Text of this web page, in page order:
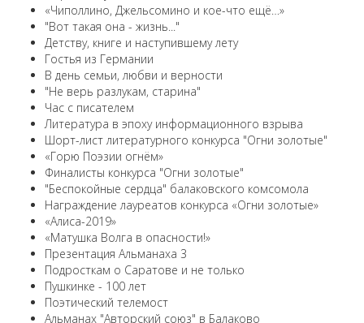
«Чиполлино, Джельсомино и кое-что ещё…»
"Вот такая она - жизнь..."
Детству, книге и наступившему лету
Гостья из Германии
В день семьи, любви и верности
"Не верь разлукам, старина"
Час с писателем
Литература в эпоху информационного взрыва
Шорт-лист литературного конкурса "Огни золотые"
«Горю Поэзии огнём»
Финалисты конкурса "Огни золотые"
"Беспокойные сердца" балаковского комсомола
Награждение лауреатов конкурса «Огни золотые»
«Алиса-2019»
«Матушка Волга в опасности!»
Презентация Альманаха 3
Подросткам о Саратове и не только
Пушкинке - 100 лет
Поэтический телемост
Альманах "Авторский союз" в Балаково